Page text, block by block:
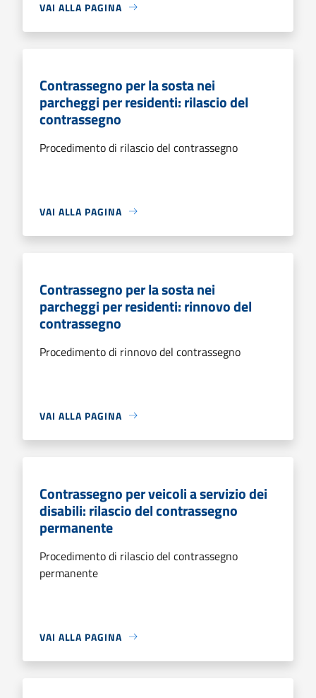
VAI ALLA PAGINA
Contrassegno per la sosta nei
parcheggi per residenti: rilascio del
contrassegno
Procedimento di rilascio del contrassegno
VAI ALLA PAGINA
Contrassegno per la sosta nei
parcheggi per residenti: rinnovo del
contrassegno
Procedimento di rinnovo del contrassegno
VAI ALLA PAGINA
Contrassegno per veicoli a servizio dei
disabili: rilascio del contrassegno
permanente
Procedimento di rilascio del contrassegno
permanente
VAI ALLA PAGINA